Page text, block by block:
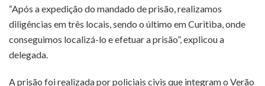
“Após a expedição do mandado de prisão, realizamos
diligências em três locais, sendo o último em Curitiba, onde
conseguimos localizá-lo e efetuar a prisão”, explicou a
delegada.
A prisão foi realizada por policiais civis que integram o Verão